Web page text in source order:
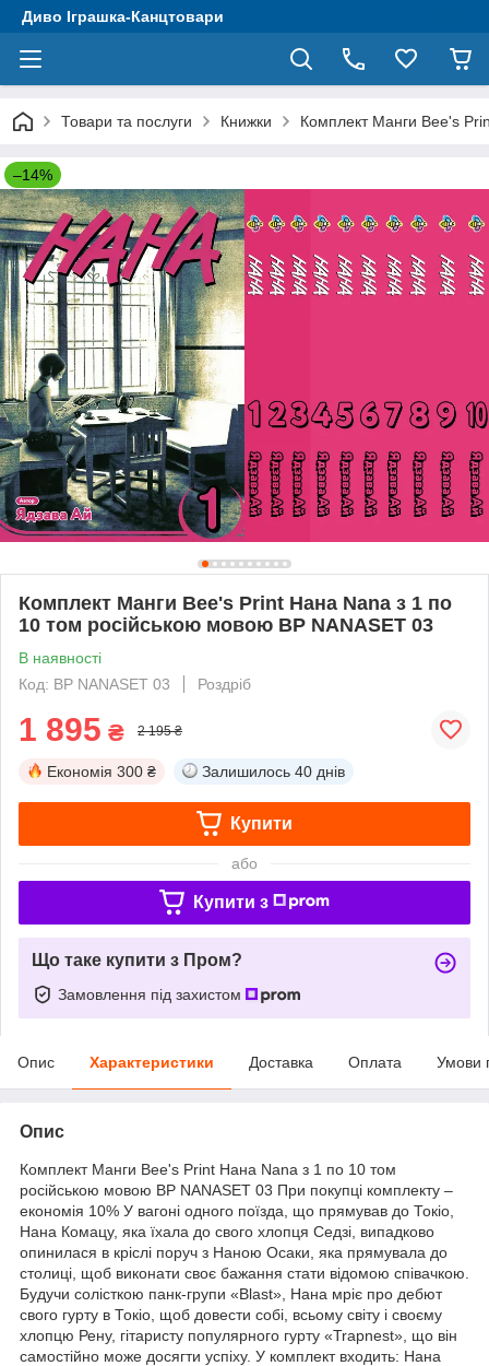
Диво Іграшка-Канцтовари
Товари та послуги Книжки Комплект Манги Bee's
–14%
Комплект Манги Bee's Print Нана Nana з 1 по
10 том російською мовою BP NANASET 03
В наявності
Код: BP NANASET 03
Роздріб
1 895 ₴ 2 195 ₴
Економія 300 ₴ Залишилось 40 днів
Купити
або
Купити з
Що таке купити з Пром?
Замовлення під захистом
Опис Характеристики Доставка Оплата Умови
Опис
Комплект Манги Bee's Print Нана Nana з 1 по 10 том
російською мовою BP NANASET 03 При покупці комплекту –
економія 10% У вагоні одного поїзда, що прямував до Токіо,
Нана Комацу, яка їхала до свого хлопця Седзі, випадково
опинилася в кріслі поруч з Наною Осаки, яка прямувала до
столиці, щоб виконати своє бажання стати відомою співачкою.
Будучи солісткою панк-групи «Blast», Нана мріє про дебют
свого гурту в Токіо, щоб довести собі, всьому світу і своєму
хлопцю Рену, гітаристу популярного гурту «Trapnest», що він
самостійно може досягти успіху. У комплект входить: Нана